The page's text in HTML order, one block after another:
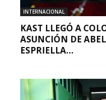
INTERNACIONAL
KAST LLEGÓ A
ASUNCIÓN DE
ESPRIELLA...